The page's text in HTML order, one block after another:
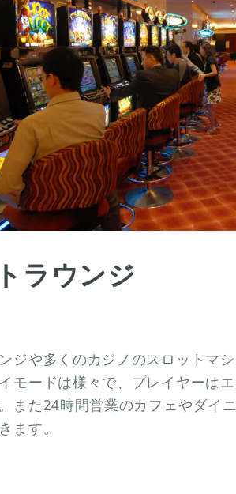
ラウンジ
ジや多くのカジノのスロットマ
モードは様々で、プレイヤーは
また24時間営業のカフェやダイ
ます。